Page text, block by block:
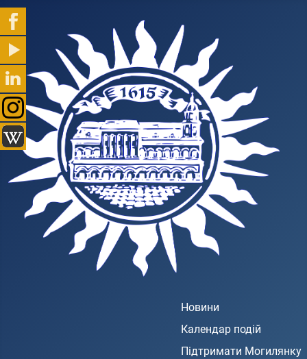
Новини
Календар подій
Підтримати Могилянку